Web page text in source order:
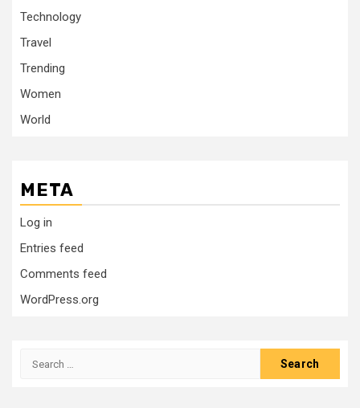
Technology
Travel
Trending
Women
World
META
Log in
Entries feed
Comments feed
WordPress.org
Search